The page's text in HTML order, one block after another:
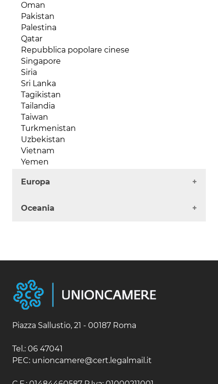
Repubblica Democratica del Congo
Ruanda
Senegal
Seychelles
Sierra Leone
Somalia
Sud Africa
Sudan
Tanzania
Togo
Tunisia
Uganda
Zambia
Zimbabwe
Oman
Pakistan
Palestina
Qatar
Repubblica popolare cinese
Singapore
Siria
Sri Lanka
Tagikistan
Tailandia
Taiwan
Turkmenistan
Uzbekistan
Vietnam
Yemen
Europa
Andorra
Croazia
Danimarca
Estonia
Francia
Gibilterra
Grecia
Islanda
Oceania
Nuova Caledonia
Papua Nuova Guinea
Samoa
Piazza Sallustio, 21 - 00187 Roma
Tel.: 06 47041
PEC: unioncamere@cert.legalmail.it